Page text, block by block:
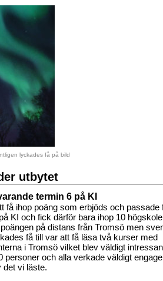
lyckades få på bild
utbytet
termin 6 på KI
få ihop poäng som erbjöds och passade
KI och fick därför bara ihop 10
på distans från Tromsö men
få till var att få läsa två kurser med
i Tromsö vilket blev väldigt
personer och alla verkade väldigt
det vi läste.